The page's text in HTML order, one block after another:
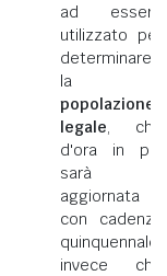
ad essere
utilizzato per
determinare
la
popolazione
legale, che
d'ora in poi
sarà
aggiornata
con cadenza
quinquennale
invece che